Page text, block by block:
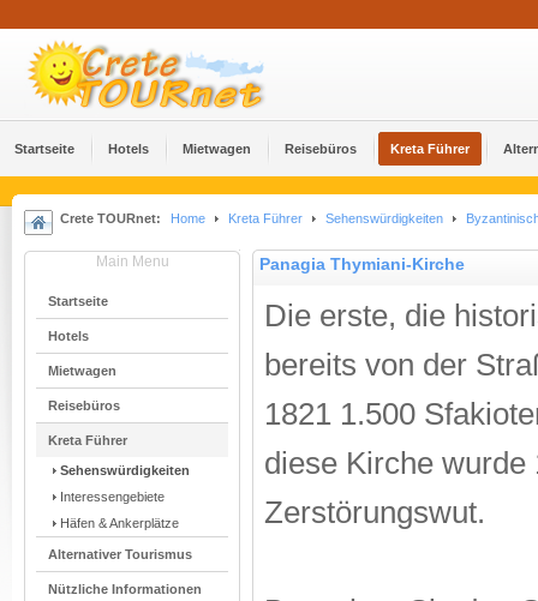
Startseite Hotels Mietwagen Reisebüros Kreta Führer
Crete TOURnet: Home Kreta Führer Sehenswürdigkeiten
Main Menu
Startseite
Hotels
Mietwagen
Reisebüros
Kreta Führer
Sehenswürdigkeiten
Interessengebiete
Häfen & Ankerplätze
Alternativer Tourismus
Nützliche Informationen
Panagia Thymiani-Kirche
Die erste, die
bereits von der
1821 1.500
diese Kirche wurde
Zerstörungswut.